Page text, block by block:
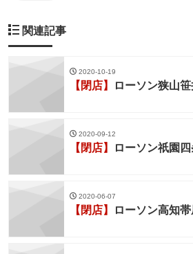
関連記事
2020-10-19
【閉店】 ローソン狭山
2020-09-12
【閉店】 ローソン祇園
2020-06-07
【閉店】 ローソン高知